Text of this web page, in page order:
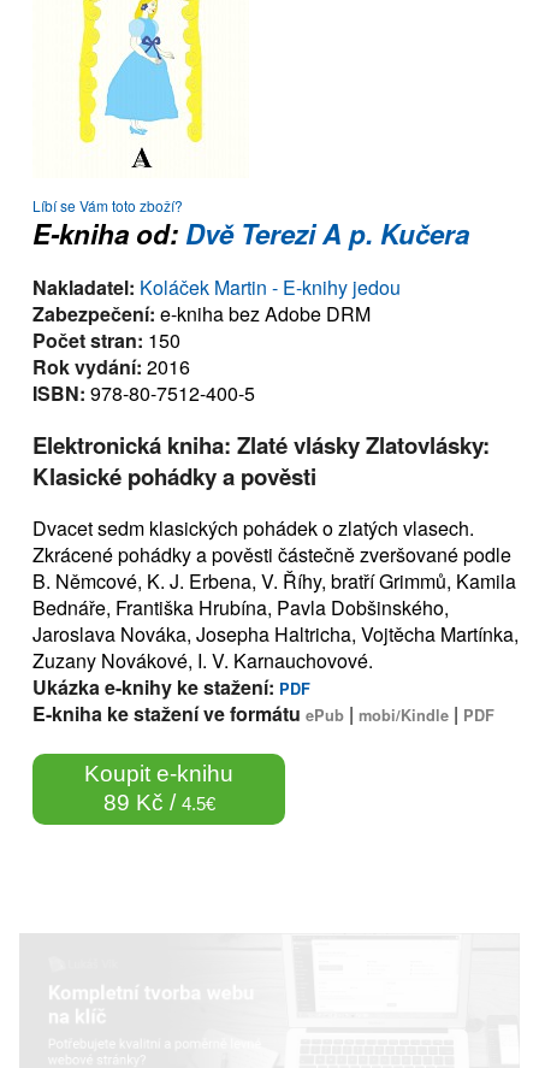
Líbí se Vám toto zboží?
E-kniha od: Dvě Terezi A p. Kučera
Nakladatel: Koláček Martin - E-knihy jedou
Zabezpečení: e-kniha bez Adobe DRM
Počet stran: 150
Rok vydání: 2016
ISBN: 978-80-7512-400-5
Elektronická kniha: Zlaté vlásky Zlatovlásky:
Klasické pohádky a pověsti
Dvacet sedm klasických pohádek o zlatých vlasech.
Zkrácené pohádky a pověsti částečně zveršované podle
B. Němcové, K. J. Erbena, V. Říhy, bratří Grimmů, Kamila
Bednáře, Františka Hrubína, Pavla Dobšinského,
Jaroslava Nováka, Josepha Haltricha, Vojtěcha Martínka,
Zuzany Novákové, I. V. Karnauchovové.
Ukázka e-knihy ke stažení: PDF
E-kniha ke stažení ve formátu ePub | mobi/Kindle | PDF
Koupit e-knihu
89 Kč / 4.5€